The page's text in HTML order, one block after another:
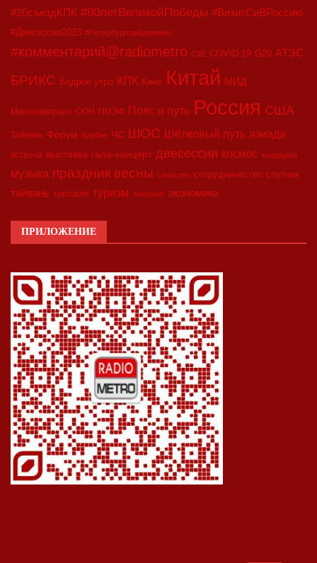
#20съездКПК #80летВеликойПобеды #ВизитСиВРоссию
#Двесессии2023 #Петербургскийдневник
#комментарий@radiometro CIIE COVID-19 G20 АТЭС
БРИКС Бодрое утро КПК Кино Китай МИД
Минкоммерции ООН ПМЭФ Пояс и путь Россия США
Тайвань Форум Харбин ЧС ШОС Шёлковый путь азиада
встреча выставка гала-концерт двесессии космос медицина
музыка праздник весны синьцзян сотрудничество спутник
тайвань торговля туризм экология экономика
ПРИЛОЖЕНИЕ